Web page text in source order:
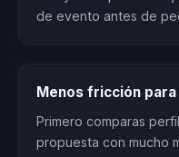
de evento antes de
Menos fricción
Primero comparas
propuesta con mucho